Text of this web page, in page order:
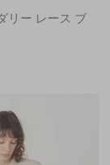
リー レース ブ